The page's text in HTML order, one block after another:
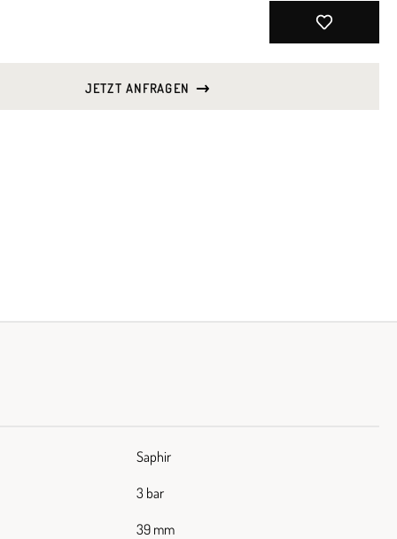
JETZT ANFRAGEN
Saphir
3 bar
39 mm